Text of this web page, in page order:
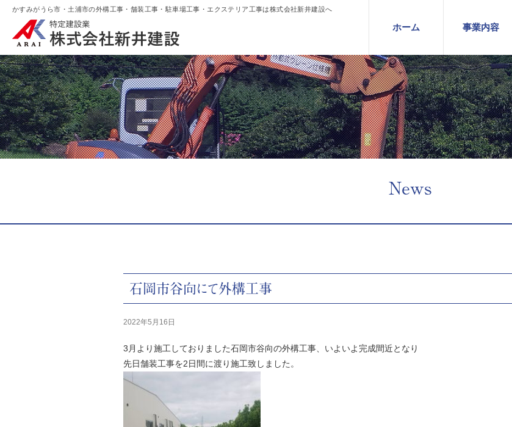
かすみがうら市・土浦市の外構工事・舗装工事・駐車場工事・エクステリア工事は株式会社新井建設へ
to
content
ホーム 事業内容
News
石岡市谷向にて外構工事
2022年5月16日
3月より施工しておりました石岡市谷向の外構工事、いよいよ完成間近となり
先日舗装工事を2日間に渡り施工致しました。